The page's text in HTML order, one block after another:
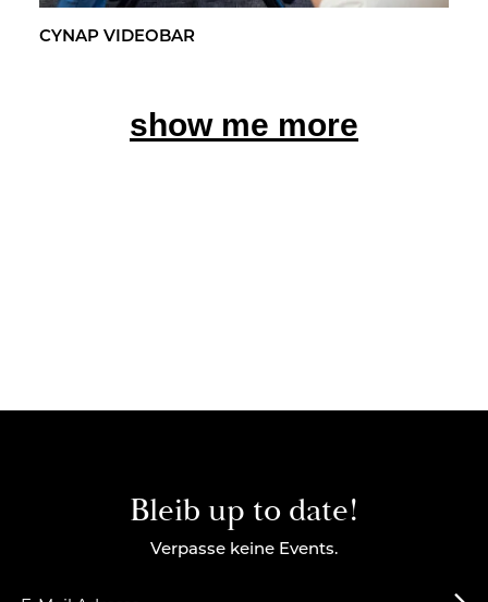
CYNAP VI­DEO­BAR
show me more
Bleib up to date!
Verpasse keine Events.